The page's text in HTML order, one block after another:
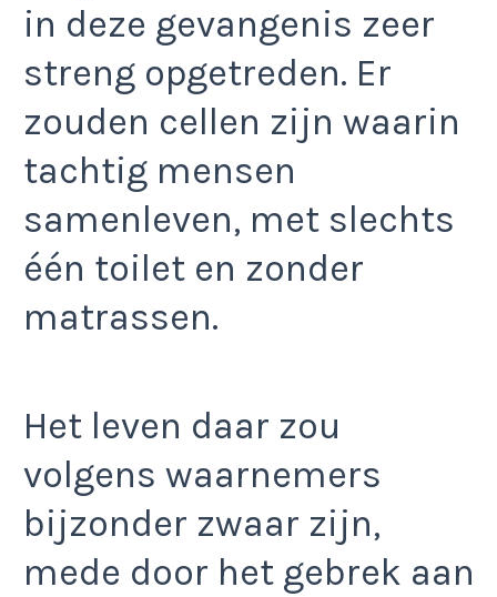
in deze gevangenis zeer
streng opgetreden. Er
zouden cellen zijn waarin
tachtig mensen
samenleven, met slechts
één toilet en zonder
matrassen.
Het leven daar zou
volgens waarnemers
bijzonder zwaar zijn,
mede door het gebrek aan